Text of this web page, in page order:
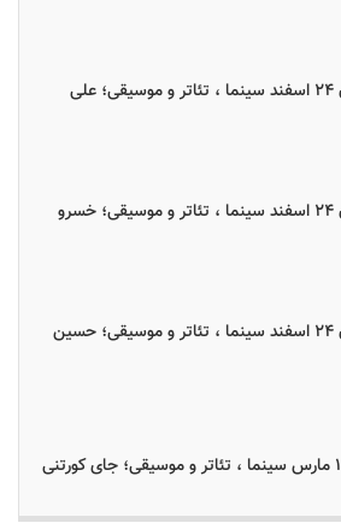
درگذشتگان ۲۴ اسفند سینما ، تئاتر و موسیقی؛ علی
درگذشتگان ۲۴ اسفند سینما ، تئاتر و موسیقی؛ خسرو
درگذشتگان ۲۴ اسفند سینما ، تئاتر و موسیقی؛ حسین